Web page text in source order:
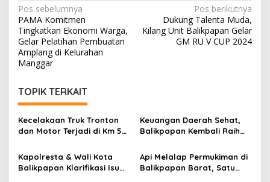
Navigasi
pos
Pos sebelumnya
PAMA Komitmen
Tingkatkan Ekonomi Warga,
Gelar Pelatihan Pembuatan
Amplang di Kelurahan
Manggar
Pos berikutnya
Dukung Talenta Muda,
Kilang Unit Balikpapan Gelar
GM RU V CUP 2024
TOPIK TERKAIT
Kecelakaan Truk Tronton
dan Motor Terjadi di Km 5
Jadi Korban
Keuangan Daerah Sehat,
Balikpapan Kembali Raih
Kapolresta & Wali Kota
Balikpapan Klarifikasi Isu
Api Melalap Permukiman di
Balikpapan Barat, Satu